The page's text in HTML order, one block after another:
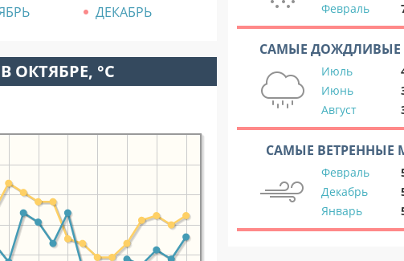
ДЕКАБРЬ
ОКТЯБРЕ, °C
Февраль
САМЫЕ ДОЖДЛИВЫЕ
Июль
Июнь
Август
САМЫЕ ВЕТРЕННЫЕ
Февраль
Декабрь
Январь